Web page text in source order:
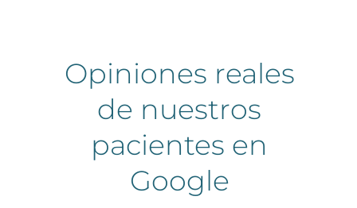
Opiniones reales
de nuestros
pacientes en
Google